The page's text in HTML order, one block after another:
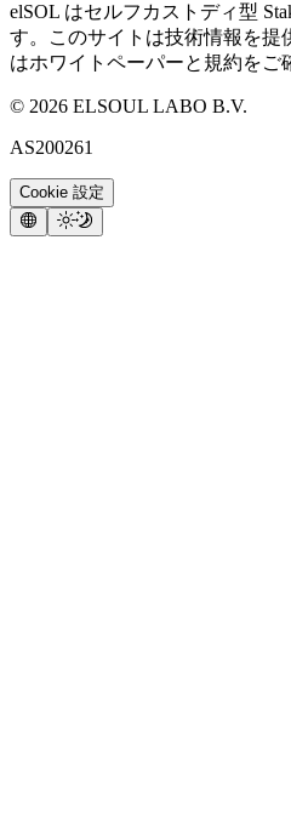
elSOL はセルフカストディ型
す。このサイトは技術情報を提
はホワイトペーパーと規約をご
© 2026 ELSOUL LABO B.V.
AS200261
Cookie 設定